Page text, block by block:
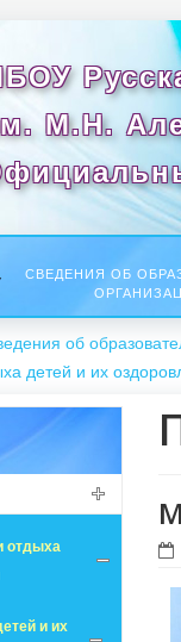
М.Н.
СВЕДЕНИЯ ОБ
об
детей и их
отдыха
и их